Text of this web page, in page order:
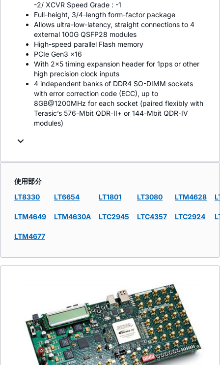
-2/ XCVR Speed Grade : -1
Full-height, 3/4-length form-factor package
Allows ultra-low-latency, straight connections to 4
external 100G QSFP28 modules
High-speed parallel Flash memory
PCIe Gen3 x16
With 2x5 timing expansion header for 1pps or other
high precision clock inputs
4 independent banks of DDR4 SO-DIMM sockets
with error correction code (ECC), up to
8GB@1200MHz for each socket (paired flexibly with
Terasic’s 576-Mbit QDR-II+ or 144-Mbit QDR-IV
modules)
使用部分
LT8330
LT6654 LT1801 LT3080 LTM4628
LTM4649 LTM4630A LTC2945 LTC4357 LTC2924
LTM4677